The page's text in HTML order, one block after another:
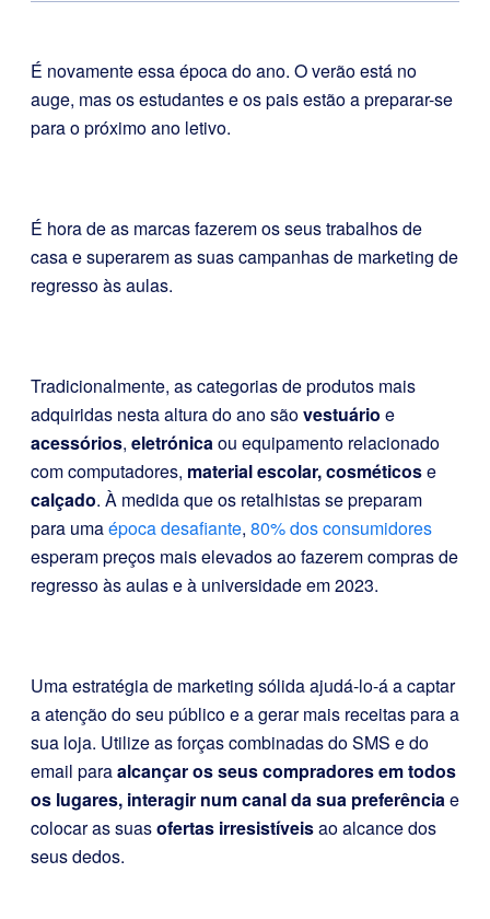
É novamente essa época do ano. O verão está no
auge, mas os estudantes e os pais estão a preparar-se
para o próximo ano letivo.
É hora de as marcas fazerem os seus trabalhos de
casa e superarem as suas campanhas de marketing de
regresso às aulas.
Tradicionalmente, as categorias de produtos mais
adquiridas nesta altura do ano sãovestuário e
acessórios, eletrónicaou equipamento relacionado
com computadores, material escolar,cosméticose
calçado. À medida que os retalhistas se preparam
para umaépoca desafiante, 80% dos consumidores
esperam preços mais elevados ao fazerem compras de
regresso às aulas e à universidade em 2023.
Uma estratégia de marketing sólida ajudá-lo-á a captar
a atenção do seu público e a gerar mais receitas para a
sua loja. Utilize as forças combinadas do SMS e do
email paraalcançar os seus compradores em todos
os lugares, interagir num canal da sua preferênciae
colocar as suasofertas irresistíveisao alcance dos
seus dedos.